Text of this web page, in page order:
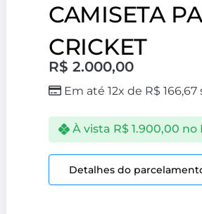
CAMISETA
CRICKET
R$ 2.000,00
Em até 12x de R$ 166,67
À vista R$1.900,00 no
Detalhes do